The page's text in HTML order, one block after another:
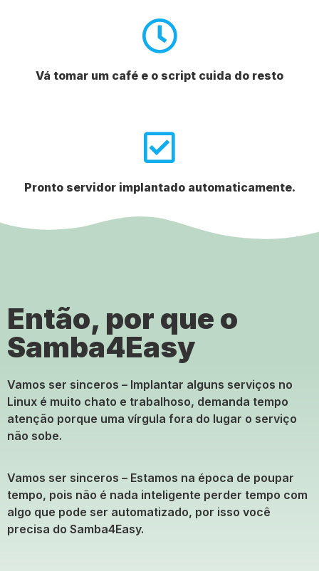
Vá tomar um café e o script cuida do resto
Pronto servidor implantado automaticamente.
Então, por que o
Samba4Easy
Vamos ser sinceros – Implantar alguns serviços no
Linux é muito chato e trabalhoso, demanda tempo
atenção porque uma vírgula fora do lugar o serviço
não sobe.
Vamos ser sinceros – Estamos na época de poupar
tempo, pois não é nada inteligente perder tempo com
algo que pode ser automatizado, por isso você
precisa do Samba4Easy.